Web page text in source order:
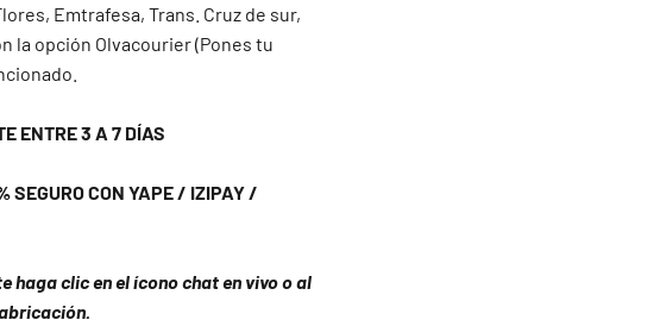
Emtrafesa, Trans. Cruz de sur,
la opción Olvacourier (Pones tu
ENTRE 3 A 7 DÍAS
SEGURO CON YAPE / IZIPAY /
haga clic en el ícono chat en vivo o al